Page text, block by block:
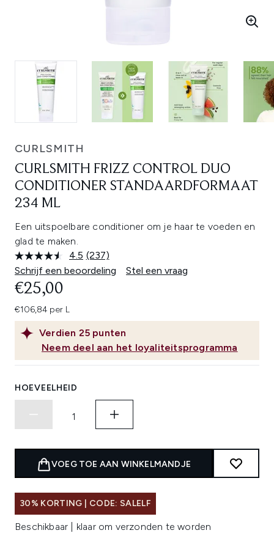
CURLSMITH
CURLSMITH FRIZZ CONTROL DUO
CONDITIONER STANDAARDFORMAAT
234 ML
Een uitspoelbare conditioner om je haar te voeden en
glad te maken.
4.5 Lees
237
beoordelingen.
(237)
Schrijf een beoordeling
Stel een vraag
Verdien 25 punten
Neem deel aan het loyaliteitsprogramma
€25,00
€106,84 per L
HOEVEELHEID
VOEG TOE AAN WINKELMANDJE
30% KORTING | CODE: SALELF
Beschikbaar | klaar om verzonden te worden